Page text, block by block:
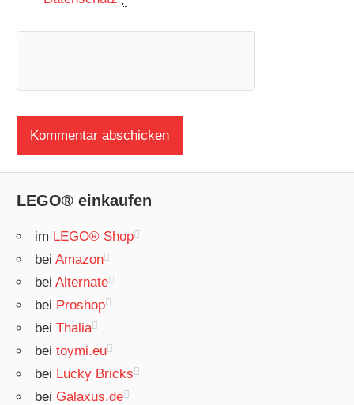
LEGO® einkaufen
im LEGO® Shop
beiAmazon
beiAlternate
bei Proshop
beiThalia
beitoymi.eu
bei Lucky Bricks
bei Galaxus.de